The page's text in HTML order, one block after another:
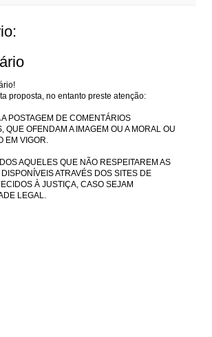
proposta, no entanto preste atenção:
POSTAGEM DE COMENTÁRIOS
QUE OFENDAM A IMAGEM OU A MORAL OU
EM VIGOR.
AQUELES QUE NÃO RESPEITAREM AS
ATRAVÉS DOS SITES DE
À JUSTIÇA, CASO SEJAM
LEGAL.